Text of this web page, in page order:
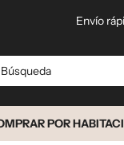
Envío
POR